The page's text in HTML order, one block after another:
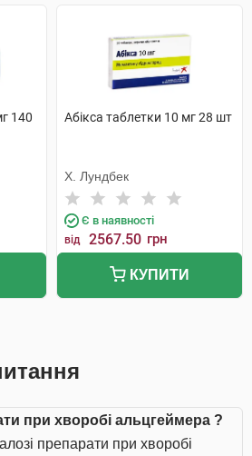
140
Абікса таблетки 10 мг 28 шт
Х. Лундбек
Є в наявності
від 2567.50 грн
КУПИТИ
при хворобі альцгеймера ?
препарати при хворобі